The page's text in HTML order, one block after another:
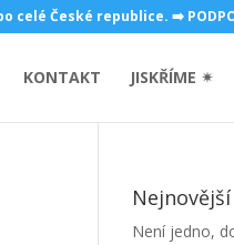
České republice. ➡️
KONTAKT JISKŘÍME ✴
Není jedno,